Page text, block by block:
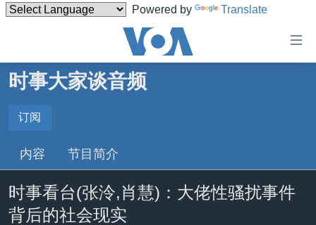
Powered by Translate
碍
到
内
容
主页
美国
台湾
港澳
国际
时事大家谈音频
订阅
Spotify
订阅
内容 节目简介
时事看台(张泠,肖慧)：大佬性骚扰事件
背后的社会现实